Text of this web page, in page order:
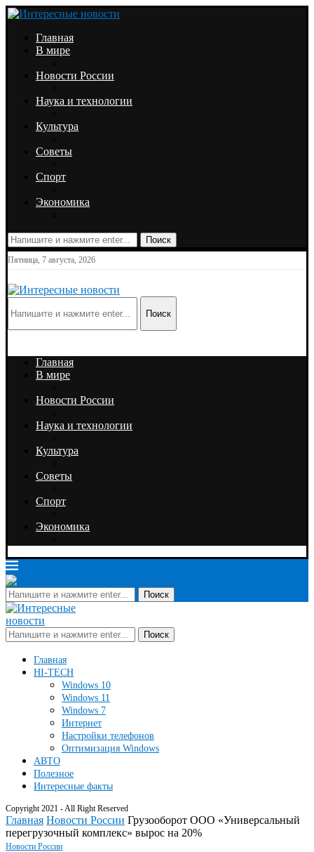
Главная
В мире
Новости России
Наука и технологии
Культура
Советы
Спорт
Экономика
Поиск
Пятница, 7 августа, 2026
Поиск
Главная
В мире
Новости России
Наука и технологии
Культура
Советы
Спорт
Экономика
Поиск
Поиск
Главная
HI-TECH
Windows 10
Windows 11
Windows 7
Интернет
Настройки телефонов
Оптимизация Windows
АВТО
Полезное
Интересные факты
Copyright 2021 - All Right Reserved
Главная Новости России Грузооборот ООО «Универсальный
перегрузочный комплекс» вырос на 20%
Новости России